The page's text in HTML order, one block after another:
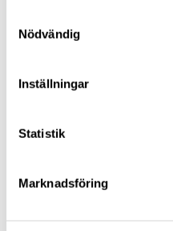
Nödvändig
Inställningar
Statistik
Marknadsföring
Focus on